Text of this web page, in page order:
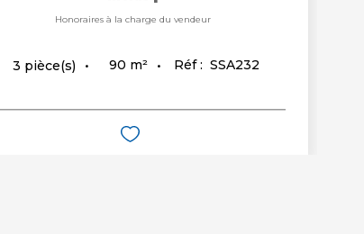
Honoraires à la charge du vendeur
3 pièce(s) 90 m² Réf : SSA232